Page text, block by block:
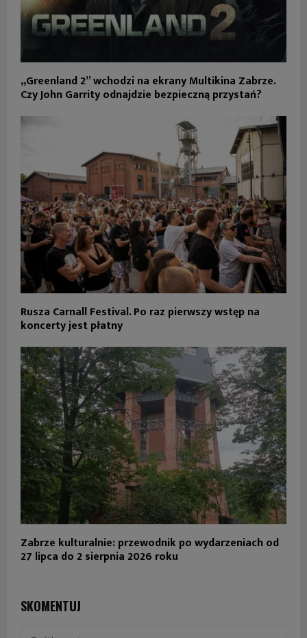
„Greenland 2” wchodzi na ekrany Multikina Zabrze.
Czy John Garrity odnajdzie bezpieczną przystań?
Rusza Carnall Festival. Po raz pierwszy wstęp na
koncerty jest płatny
Zabrze kulturalnie: przewodnik po wydarzeniach od
27 lipca do 2 sierpnia 2026 roku
SKOMENTUJ